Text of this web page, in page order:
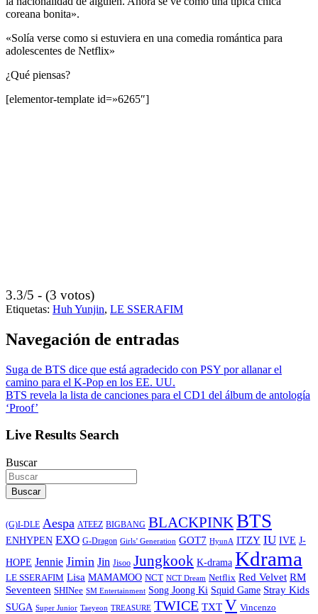
coreana bonita».
«Solía ​​verse como si estuviera en una comedia romántica para
adolescentes de Netflix»
¿Qué piensas?
[elementor-template id=»6265″]
3.3/5 - (3 votos)
Etiquetas: Huh Yunjin, LE SSERAFIM
Navegación de entradas
Suga de BTS dice que está agradecido con PSY por allanar el
camino para el K-Pop en los EE. UU.
BTS revela la lista de canciones para el CD1 del álbum de antología
‘Proof’
Live Results Search
Buscar
Buscar
(G)I-DLE Aespa ATEEZ BIGBANG BLACKPINKBTS
ENHYPEN EXO G-Dragon Girls’ Generation GOT7 HyunA ITZY IU IVE J-
HOPE Jennie Jimin Jin Jisoo Jungkook K-drama Kdrama
LE SSERAFIM Lisa MAMAMOO NCT NCT Dream Netflix Red Velvet RM
Seventeen SHINee SM Entertainment Song Joong Ki Squid Game Stray Kids
SUGA Super Junior Taeyeon TREASURE TWICE TXT V Vincenzo